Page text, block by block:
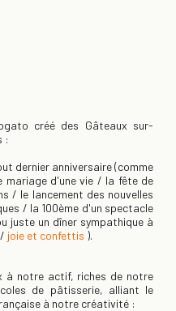
créé des Gâteaux sur-
:
dernier anniversaire (comme
mariage d'une vie / la fête de
/ le lancement des nouvelles
/ la 100ème d'un spectacle
juste un dîner sympathique à
joie et confettis ).
à notre actif, riches de notre
de pâtisserie, alliant le
à notre créativité :